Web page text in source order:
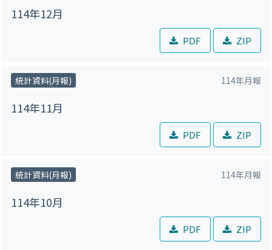
114年12月
PDF ZIP
統計資料(月報) 114年月報
114年11月
PDF ZIP
統計資料(月報) 114年月報
114年10月
PDF ZIP